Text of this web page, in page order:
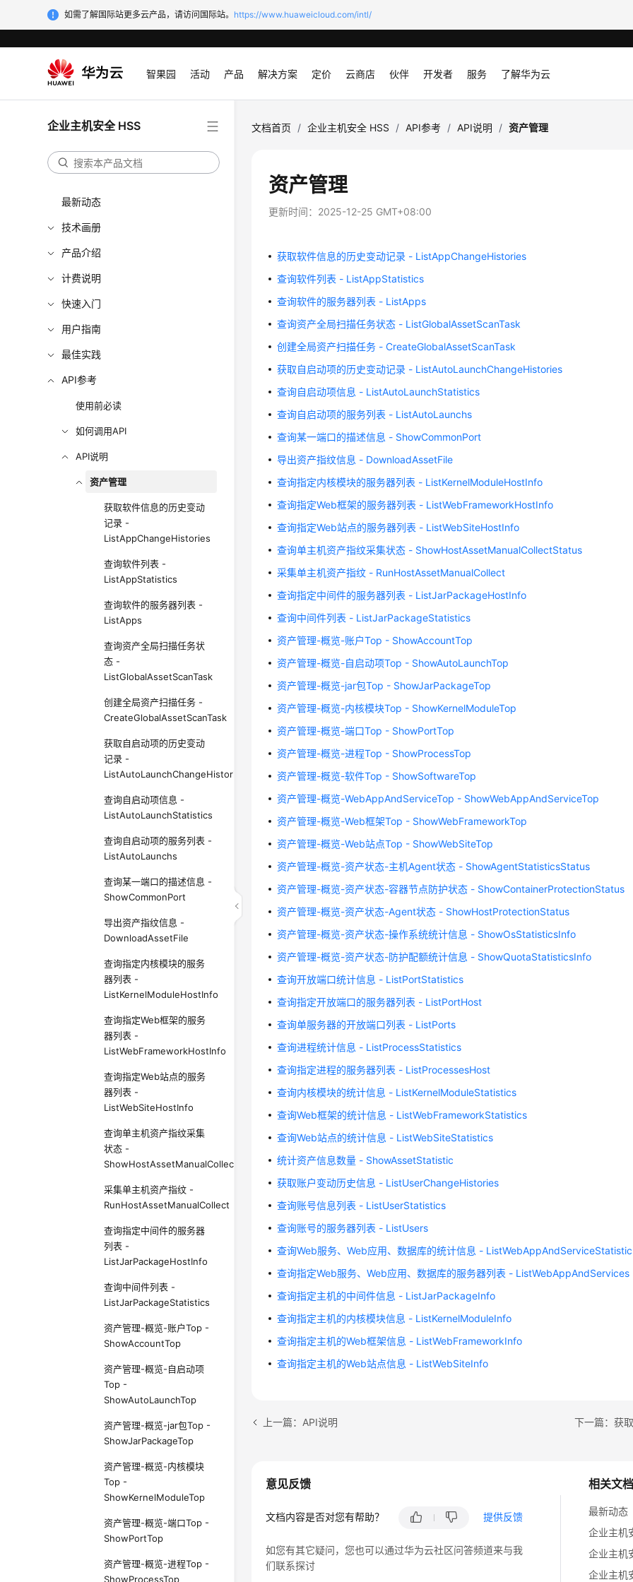
如需了解国际站更多云产品，请访问国际站。 https://www.huaweicloud.com/intl/
智果园 活动 产品 解决方案 定价 云商店 伙伴 开发者 服务 了解华为云
企业主机安全 HSS
最新动态
技术画册
产品介绍
计费说明
快速入门
用户指南
最佳实践
API参考
使用前必读
如何调用API
API说明
资产管理
获取软件信息的历史变动
记录 -
ListAppChangeHistories
查询软件列表 -
ListAppStatistics
查询软件的服务器列表 -
ListApps
查询资产全局扫描任务状
态 -
ListGlobalAssetScanTask
创建全局资产扫描任务 -
CreateGlobalAssetScanTask
获取自启动项的历史变动
记录 -
ListAutoLaunchChangeHistories
查询自启动项信息 -
ListAutoLaunchStatistics
查询自启动项的服务列表 -
ListAutoLaunchs
查询某一端口的描述信息 -
ShowCommonPort
导出资产指纹信息 -
DownloadAssetFile
查询指定内核模块的服务
器列表 -
ListKernelModuleHostInfo
查询指定Web框架的服务
器列表 -
ListWebFrameworkHostInfo
查询指定Web站点的服务
器列表 -
ListWebSiteHostInfo
查询单主机资产指纹采集
状态 -
ShowHostAssetManualCollectStatus
采集单主机资产指纹 -
RunHostAssetManualCollect
查询指定中间件的服务器
列表 -
ListJarPackageHostInfo
查询中间件列表 -
ListJarPackageStatistics
资产管理-概览-账户Top -
ShowAccountTop
资产管理-概览-自启动项
Top -
ShowAutoLaunchTop
资产管理-概览-jar包Top -
ShowJarPackageTop
资产管理-概览-内核模块
Top -
ShowKernelModuleTop
资产管理-概览-端口Top -
ShowPortTop
资产管理-概览-进程Top -
ShowProcessTop
文档首页 / 企业主机安全 HSS / API参考 / API说明 / 资产管理
资产管理
更新时间： 2025-12-25 GMT+08:00
获取软件信息的历史变动记录 - ListAppChangeHistories
查询软件列表 - ListAppStatistics
查询软件的服务器列表 - ListApps
查询资产全局扫描任务状态 - ListGlobalAssetScanTask
创建全局资产扫描任务 - CreateGlobalAssetScanTask
获取自启动项的历史变动记录 - ListAutoLaunchChangeHistories
查询自启动项信息 - ListAutoLaunchStatistics
查询自启动项的服务列表 - ListAutoLaunchs
查询某一端口的描述信息 - ShowCommonPort
导出资产指纹信息 - DownloadAssetFile
查询指定内核模块的服务器列表 - ListKernelModuleHostInfo
查询指定Web框架的服务器列表 - ListWebFrameworkHostInfo
查询指定Web站点的服务器列表 - ListWebSiteHostInfo
查询单主机资产指纹采集状态 - ShowHostAssetManualCollectStatus
采集单主机资产指纹 - RunHostAssetManualCollect
查询指定中间件的服务器列表 - ListJarPackageHostInfo
查询中间件列表 - ListJarPackageStatistics
资产管理-概览-账户Top - ShowAccountTop
资产管理-概览-自启动项Top - ShowAutoLaunchTop
资产管理-概览-jar包Top - ShowJarPackageTop
资产管理-概览-内核模块Top - ShowKernelModuleTop
资产管理-概览-端口Top - ShowPortTop
资产管理-概览-进程Top - ShowProcessTop
资产管理-概览-软件Top - ShowSoftwareTop
资产管理-概览-WebAppAndServiceTop - ShowWebAppAndServiceTop
资产管理-概览-Web框架Top - ShowWebFrameworkTop
资产管理-概览-Web站点Top - ShowWebSiteTop
资产管理-概览-资产状态-主机Agent状态 - ShowAgentStatisticsStatus
资产管理-概览-资产状态-容器节点防护状态 - ShowContainerProtectionStatus
资产管理-概览-资产状态-Agent状态 - ShowHostProtectionStatus
资产管理-概览-资产状态-操作系统统计信息 - ShowOsStatisticsInfo
资产管理-概览-资产状态-防护配额统计信息 - ShowQuotaStatisticsInfo
查询开放端口统计信息 - ListPortStatistics
查询指定开放端口的服务器列表 - ListPortHost
查询单服务器的开放端口列表 - ListPorts
查询进程统计信息 - ListProcessStatistics
查询指定进程的服务器列表 - ListProcessesHost
查询内核模块的统计信息 - ListKernelModuleStatistics
查询Web框架的统计信息 - ListWebFrameworkStatistics
查询Web站点的统计信息 - ListWebSiteStatistics
统计资产信息数量 - ShowAssetStatistic
获取账户变动历史信息 - ListUserChangeHistories
查询账号信息列表 - ListUserStatistics
查询账号的服务器列表 - ListUsers
查询Web服务、Web应用、数据库的统计信息 -
查询指定Web服务、Web应用、数据库的服务器列表 - ListWebAppAndServices
查询指定主机的中间件信息 - ListJarPackageInfo
查询指定主机的内核模块信息 - ListKernelModuleInfo
查询指定主机的Web框架信息 - ListWebFrameworkInfo
查询指定主机的Web站点信息 - ListWebSiteInfo
上一篇：API说明
相关文档
最新动态
企业主机
企业主机
企业主机
意见反馈
文档内容是否对您有帮助？ 提供反馈
如您有其它疑问，您也可以通过华为云社区问答频道来与我
们联系探讨